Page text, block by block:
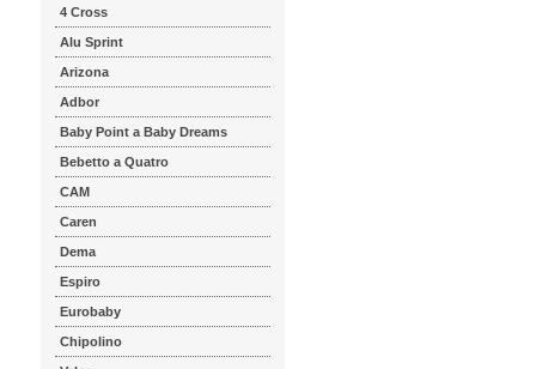
4 Cross
Alu Sprint
Arizona
Adbor
Baby Point a Baby Dreams
Bebetto a Quatro
CAM
Caren
Dema
Espiro
Eurobaby
Chipolino